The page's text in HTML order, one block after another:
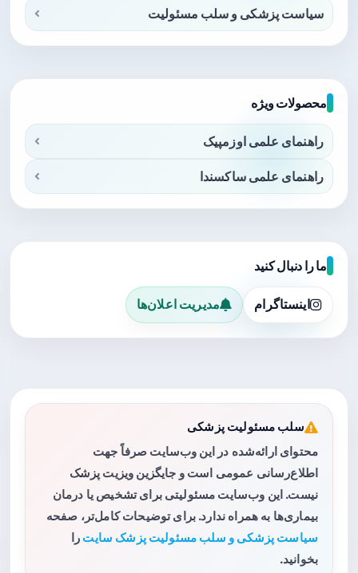
سیاست پزشکی و سلب مسئولیت
محصولات ویژه
راهنمای علمی اوزمپیک
راهنمای علمی ساکسندا
ما را دنبال کنید
اینستاگرام مدیریت اعلان‌ها
سلب مسئولیت پزشکی
محتوای ارائه‌شده در این وب‌سایت صرفاً جهت
اطلاع‌رسانی عمومی است و جایگزین ویزیت پزشک
نیست. این وب‌سایت مسئولیتی برای تشخیص یا درمان
بیماری‌ها به همراه ندارد. برای توضیحات کامل‌تر، صفحه
سیاست پزشکی و سلب مسئولیت پزشک سایت را
بخوانید.